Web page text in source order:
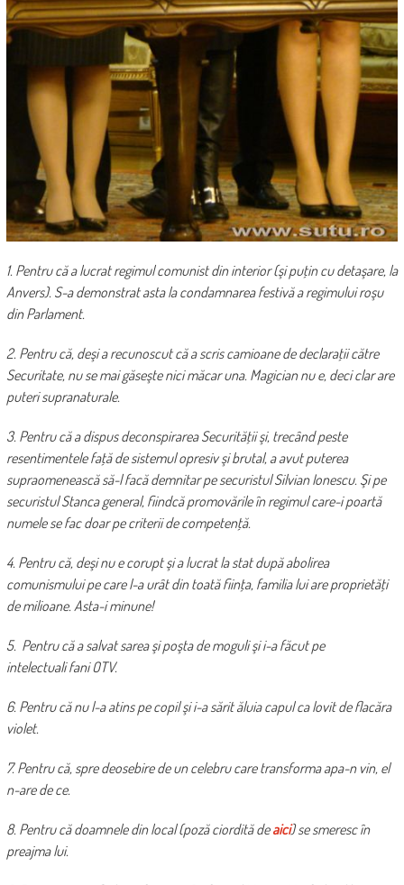
1. Pentru că a lucrat regimul comunist din interior (şi puţin cu detaşare, la
Anvers). S-a demonstrat asta la condamnarea festivă a regimului roşu
din Parlament.
2. Pentru că, deşi a recunoscut că a scris camioane de declaraţii către
Securitate, nu se mai găseşte nici măcar una. Magician nu e, deci clar are
puteri supranaturale.
3. Pentru că a dispus deconspirarea Securităţii şi, trecând peste
resentimentele faţă de sistemul opresiv şi brutal, a avut puterea
supraomenească să-l facă demnitar pe securistul Silvian Ionescu. Şi pe
securistul Stanca general, fiindcă promovările în regimul care-i poartă
numele se fac doar pe criterii de competenţă.
4. Pentru că, deşi nu e corupt şi a lucrat la stat după abolirea
comunismului pe care l-a urât din toată fiinţa, familia lui are proprietăţi
de milioane. Asta-i minune!
5. Pentru că a salvat sarea şi poşta de moguli şi i-a făcut pe
intelectuali fani OTV.
6. Pentru că nu l-a atins pe copil şi i-a sărit ăluia capul ca lovit de flacăra
violet.
7. Pentru că, spre deosebire de un celebru care transforma apa-n vin, el
n-are de ce.
8. Pentru că doamnele din local (poză ciordită deaici) se smeresc în
preajma lui.